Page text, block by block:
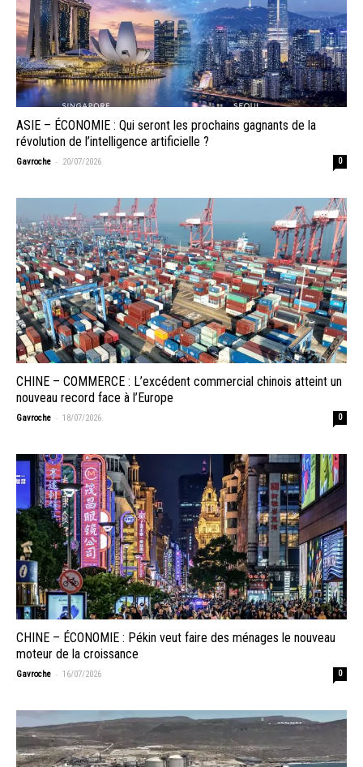
ASIE – ÉCONOMIE : Qui seront les prochains gagnants de la
révolution de l’intelligence artificielle ?
Gavroche - 20/07/2026 0
CHINE – COMMERCE : L’excédent commercial chinois atteint un
nouveau record face à l’Europe
Gavroche - 18/07/2026 0
CHINE – ÉCONOMIE : Pékin veut faire des ménages le nouveau
moteur de la croissance
Gavroche - 16/07/2026 0